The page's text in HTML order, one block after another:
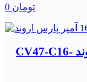
0 تومان
فیوز مینیاتوری یک پل 16 آمپر پارس اروند CV47-C16-